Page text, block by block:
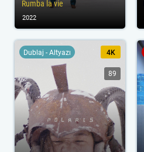
Rumba la vie
2022
Dublaj - Altyazı 4K
89